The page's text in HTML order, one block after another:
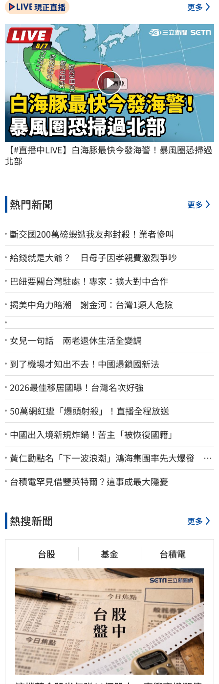
現正直播 更多
【#直播中LIVE】白海豚最快今發海警！暴風圈恐掃過
北部
熱門新聞 更多
斷交國200萬磅蝦遭我友邦封殺！業者慘叫
給錢就是大爺？ 日母子因孝親費激烈爭吵
巴紐要關台灣駐處！專家：擴大對中合作
揭美中角力暗潮 謝金河：台灣1類人危險
女兒一句話 兩老退休生活全變調
到了機場才知出不去！中國爆鎖國新法
2026最佳移居國曝！台灣名次好強
50萬網紅遭「爆頭射殺」！直播全程放送
中國出入境新規炸鍋！苦主「被恢復國籍」
黃仁勳點名「下一波浪潮」鴻海集團率先大爆發 台
股這族群全面噴出
台積電罕見借鑒英特爾？這事成最大隱憂
熱搜新聞 更多
台股 基金 台積電